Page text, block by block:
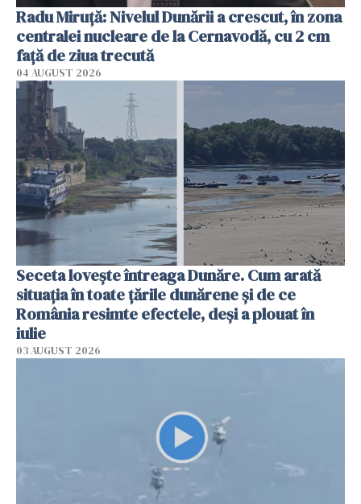
Radu Miruţă: Nivelul Dunării a crescut, în zona
centralei nucleare de la Cernavodă, cu 2 cm
faţă de ziua trecută
04 AUGUST 2026
Seceta lovește întreaga Dunăre. Cum arată
situația în toate țările dunărene și de ce
România resimte efectele, deși a plouat în
iulie
03 AUGUST 2026